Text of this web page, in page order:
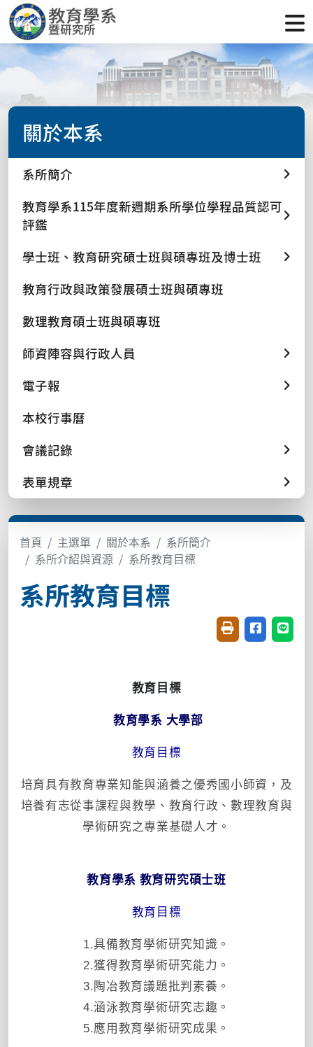
關於本系
系所簡介
教育學系115年度新週期系所學位學程品質認可
評鑑
學士班、教育研究碩士班與碩專班及博士班
教育行政與政策發展碩士班與碩專班
數理教育碩士班與碩專班
師資陣容與行政人員
電子報
本校行事曆
會議記錄
表單規章
首頁 主選單 關於本系
系所簡介
系所介紹與資源
系所教育目標
系所教育目標
友善列印(開新視
分享至臉書
分享
教育目標
教育學系 大學部
教育目標
培育具有教育專業知能與涵養之優秀國小師資，及
培養有志從事課程與教學、教育行政、數理教育與
學術研究之專業基礎人才。
教育學系 教育研究碩士班
教育目標
1.具備教育學術研究知識。
2.獲得教育學術研究能力。
3.陶冶教育議題批判素養。
4.涵泳教育學術研究志趣。
5.應用教育學術研究成果。